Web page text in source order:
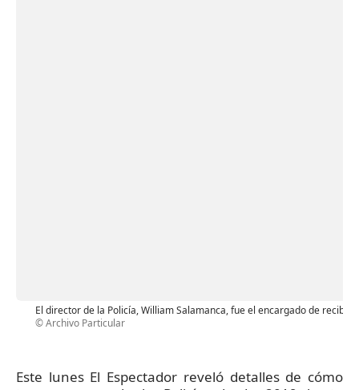
El director de la Policía, William Salamanca, fue el encargado de recibir
© Archivo Particular
Este lunes El Espectador reveló detalles de cómo